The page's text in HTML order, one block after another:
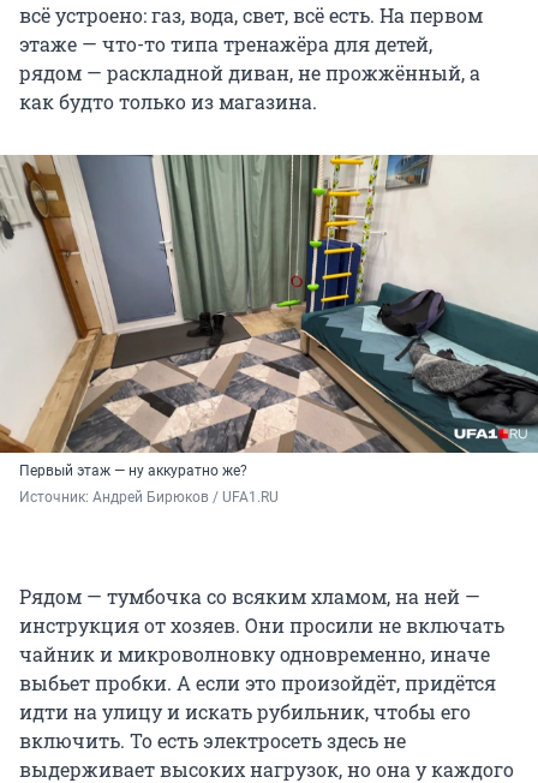
всё устроено: газ, вода, свет, всё есть. На первом
этаже — что-то типа тренажёра для детей,
рядом — раскладной диван, не прожжённый, а
как будто только из магазина.
Первый этаж — ну аккуратно же?
Источник: Андрей Бирюков / UFA1.RU
Рядом — тумбочка со всяким хламом, на ней —
инструкция от хозяев. Они просили не включать
чайник и микроволновку одновременно, иначе
выбьет пробки. А если это произойдёт, придётся
идти на улицу и искать рубильник, чтобы его
включить. То есть электросеть здесь не
выдерживает высоких нагрузок, но она у каждого